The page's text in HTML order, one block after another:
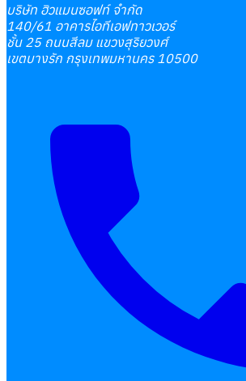
บริษัท ฮิวแมนซอฟท์ จำกัด
140/61 อาคารไอทีเอฟทาวเวอร์
ชั้น 25 ถนนสีลม แขวงสุริยวงศ์
เขตบางรัก กรุงเทพมหานคร 10500